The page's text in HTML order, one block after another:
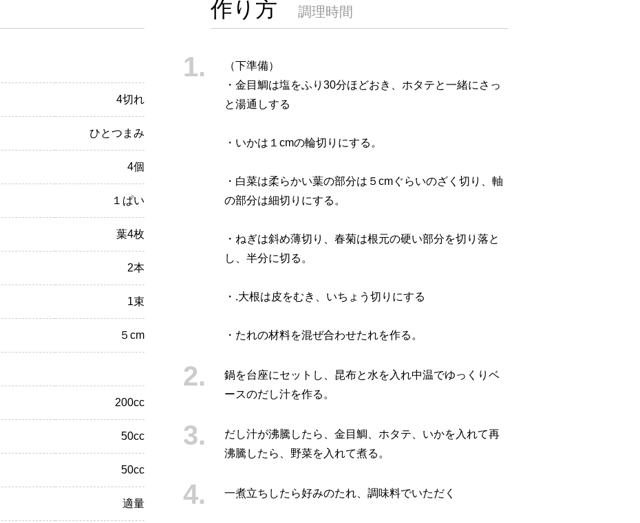
4切れ
ひとつまみ
4個
１ぱい
葉4枚
2本
1束
５cm
200cc
50cc
50cc
適量
作り方 調理時間
（下準備）
・金目鯛は塩をふり30分ほどおき、ホタテと一緒にさっ
と湯通しする
・いかは１cmの輪切りにする。
・白菜は柔らかい葉の部分は５cmぐらいのざく切り、軸
の部分は細切りにする。
・ねぎは斜め薄切り、春菊は根元の硬い部分を切り落と
し、半分に切る。
・.大根は皮をむき、いちょう切りにする
・たれの材料を混ぜ合わせたれを作る。
鍋を台座にセットし、昆布と水を入れ中温でゆっくりベ
ースのだし汁を作る。
だし汁が沸騰したら、金目鯛、ホタテ、いかを入れて再
沸騰したら、野菜を入れて煮る。
一煮立ちしたら好みのたれ、調味料でいただく